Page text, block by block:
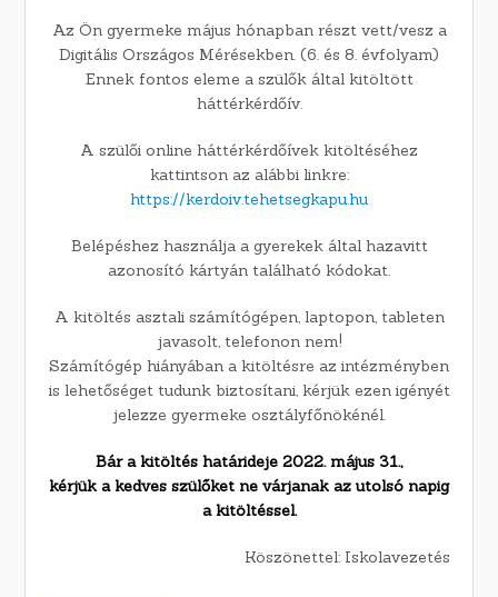
Az Ön gyermeke május hónapban részt vett/vesz a
Digitális Országos Mérésekben. (6. és 8. évfolyam)
Ennek fontos eleme a szülők által kitöltött
háttérkérdőív.
A szülői online háttérkérdőívek kitöltéséhez
kattintson az alábbi linkre:
https://kerdoiv.tehetsegkapu.hu
Belépéshez használja a gyerekek által hazavitt
azonosító kártyán található kódokat.
A kitöltés asztali számítógépen, laptopon, tableten
javasolt, telefonon nem!
Számítógép hiányában a kitöltésre az intézményben
is lehetőséget tudunk biztosítani, kérjük ezen igényét
jelezze gyermeke osztályfőnökénél.
Bár a kitöltés határideje 2022. május 31.,
kérjük a kedves szülőket ne várjanak az utolsó napig
a kitöltéssel.
Köszönettel: Iskolavezetés